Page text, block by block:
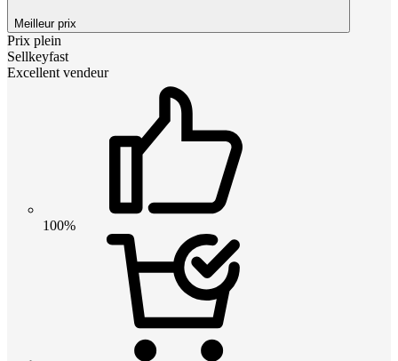
Meilleur prix
Prix plein
Sellkeyfast
Excellent vendeur
100%